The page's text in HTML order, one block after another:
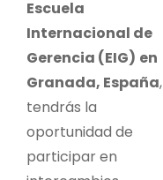
Escuela
Internacional de
Gerencia (EIG) en
Granada, España,
tendrás la
oportunidad de
participar en